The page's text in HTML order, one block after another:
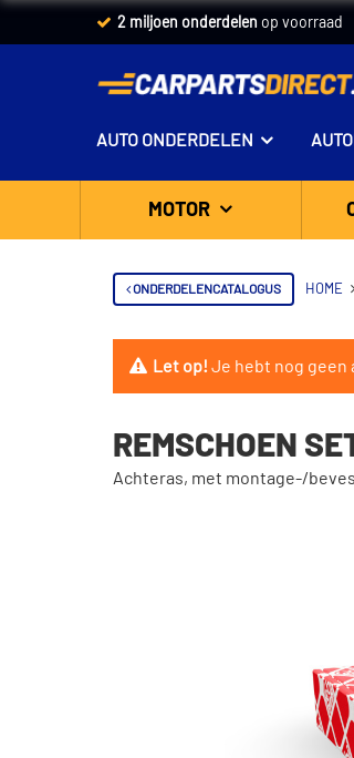
2 miljoen onderdelen op voorraad
AUTO ONDERDELEN
MOTOR
ONDERDELENCATALOGUS HOME
Let op!Je hebt nog geen
REMSCHOEN
Achteras, met montage-/